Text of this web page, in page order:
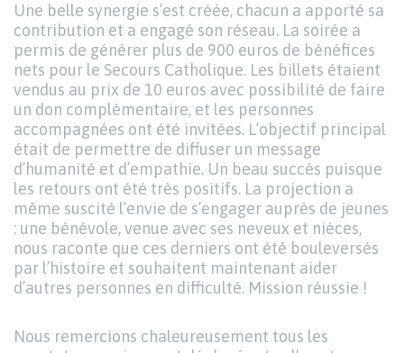
Une belle synergie s’est créée, chacun a apporté sa
contribution et a engagé son réseau. La soirée a
permis de générer plus de 900 euros de bénéfices
nets pour le Secours Catholique. Les billets étaient
vendus au prix de 10 euros avec possibilité de faire
un don complémentaire, et les personnes
accompagnées ont été invitées. L’objectif principal
était de permettre de diffuser un message
d’humanité et d’empathie. Un beau succès puisque
les retours ont été très positifs. La projection a
même suscité l’envie de s’engager auprès de jeunes
: une bénévole, venue avec ses neveux et nièces,
nous raconte que ces derniers ont été bouleversés
par l’histoire et souhaitent maintenant aider
d’autres personnes en difficulté. Mission réussie !
Nous remercions chaleureusement tous les